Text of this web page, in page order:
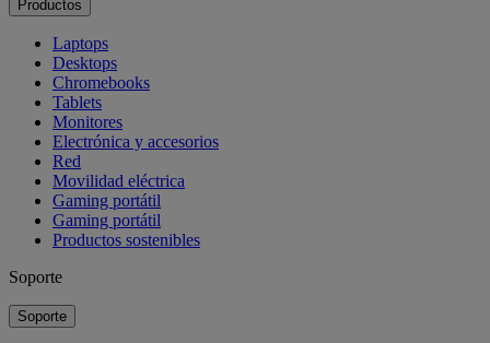
Productos
Laptops
Desktops
Chromebooks
Tablets
Monitores
Electrónica y accesorios
Red
Movilidad eléctrica
Gaming portátil
Gaming portátil
Productos sostenibles
Soporte
Soporte